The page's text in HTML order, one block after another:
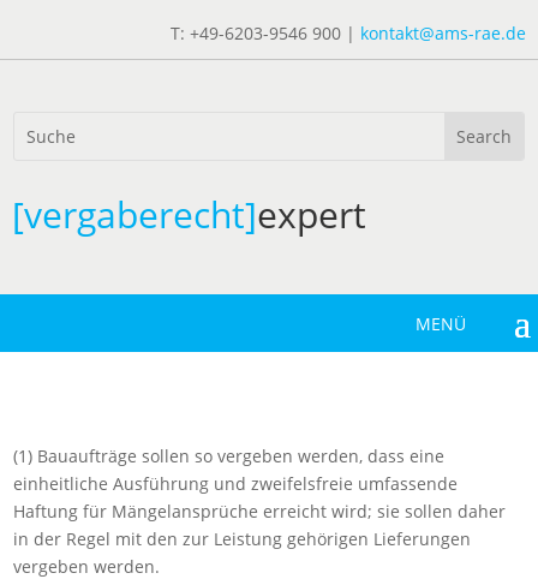
T: +49-6203-9546 900 | kontakt@ams-rae.de
[vergaberecht]expert
(1) Bauaufträge sollen so vergeben werden, dass eine
einheitliche Ausführung und zweifelsfreie umfassende
Haftung für Mängelansprüche erreicht wird; sie sollen daher
in der Regel mit den zur Leistung gehörigen Lieferungen
vergeben werden.